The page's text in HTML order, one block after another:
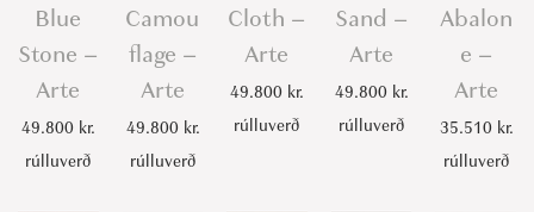
Blue
Stone –
Arte
49.800 kr.
rúlluverð
Camou
flage –
Arte
49.800 kr.
rúlluverð
Cloth –
Arte
49.800 kr.
rúlluverð
Sand –
Arte
49.800 kr.
rúlluverð
Abalon
e –
Arte
35.510 kr.
rúlluverð